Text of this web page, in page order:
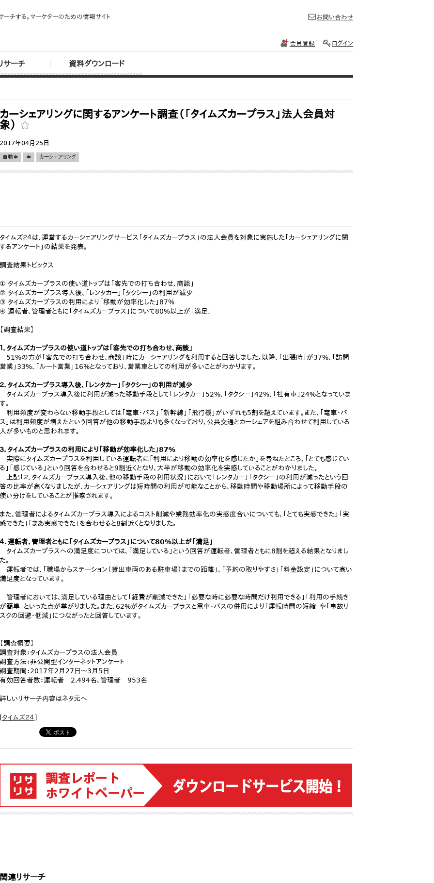
ーチする。マーケターのための情報サイト
サーチ 資料ダウンロード
お問い合わせ
会員登録 ログイン
カーシェアリングに関するアンケート調査（「タイムズカープラス」法人会員対
象）
2017年04月25日
自動車 車 カーシェアリング
タイムズ２４は、運営するカーシェアリングサービス「タイムズカープラス」の法人会員を対象に実施した「カーシェアリングに関
するアンケート」の結果を発表。
調査結果トピックス
① タイムズカープラスの使い道トップは「客先での打ち合わせ、商談」
② タイムズカープラス導入後、「レンタカー」「タクシー」の利用が減少
③ タイムズカープラスの利用により「移動が効率化した」87%
④ 運転者、管理者ともに「タイムズカープラス」について80%以上が「満足」
【調査結果】
１．タイムズカープラスの使い道トップは「客先での打ち合わせ、商談」
51%の方が「客先での打ち合わせ、商談」時にカーシェアリングを利用すると回答しました。以降、「出張時」が37%、「訪問
営業」33%、「ルート営業」16%となっており、営業車としての利用が多いことがわかります。
２．タイムズカープラス導入後、「レンタカー」「タクシー」の利用が減少
タイムズカープラス導入後に利用が減った移動手段として「レンタカー」52%、「タクシー」42%、「社有車」24%となっていま
す。
利用頻度が変わらない移動手段としては「電車・バス」「新幹線」「飛行機」がいずれも5割を超えています。また、「電車・バ
ス」は利用頻度が増えたという回答が他の移動手段よりも多くなっており、公共交通とカーシェアを組み合わせて利用している
人が多いものと思われます。
３．タイムズカープラスの利用により「移動が効率化した」87%
実際にタイムズカープラスを利用している運転者に「利用により移動の効率化を感じたか」を尋ねたところ、「とても感じてい
る」「感じている」という回答を合わせると9割近くとなり、大半が移動の効率化を実感していることがわかりました。
上記「２．タイムズカープラス導入後、他の移動手段の利用状況」において「レンタカー」「タクシー」の利用が減ったという回
答の比率が高くなりましたが、カーシェアリングは短時間の利用が可能なことから、移動時間や移動場所によって移動手段の
使い分けをしていることが推察されます。
また、管理者によるタイムズカープラス導入によるコスト削減や業務効率化の実感度合いについても、「とても実感できた」「実
感できた」「まあ実感できた」を合わせると8割近くとなりました。
４．運転者、管理者ともに「タイムズカープラス」について80%以上が「満足」
タイムズカープラスへの満足度については、「満足している」という回答が運転者、管理者ともに8割を超える結果となりまし
た。
運転者では、「職場からステーション（貸出車両のある駐車場）までの距離」、「予約の取りやすさ」「料金設定」について高い
満足度となっています。
管理者においては、満足している理由として「経費が削減できた」「必要な時に必要な時間だけ利用できる」「利用の手続き
が簡単」といった点が挙がりました。また、62%がタイムズカープラスと電車・バスの併用により「運転時間の短縮」や「事故リ
スクの回避・低減」につながったと回答しています。
【調査概要】
調査対象：タイムズカープラスの法人会員
調査方法：非公開型インターネットアンケート
調査期間：2017年2月27日～3月5日
有効回答者数：運転者 2,494名、管理者 953名
詳しいリサーチ内容はネタ元へ
[タイムズ２４]
関連リサーチ